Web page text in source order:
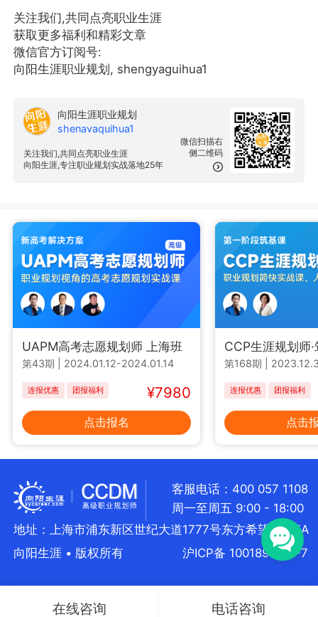
关注我们,共同点亮职业生涯
获取更多福利和精彩文章
微信官方订阅号:
向阳生涯职业规划, shengyaguihua1
微信扫描右
侧二维码
向阳生涯职业规划
shenavaquihua1
关注我们,共同点亮职业生涯
向阳生涯,专注职业规划实战落地25年
UAPM高考志愿规划师 上海班
第43期 2024.01.12-2024.01.14
连报优惠 团报福利 ¥7980
点击报名
CCP生涯规划师
第168期
连报优惠 团报福利
点击
客服电话：400 057 1108
周一至周五 9:00 - 18:00
地址：上海市浦东新区世纪大道1777号东方希望大厦5A
向阳生涯 • 版权所有
沪ICP备 10018957号-7
在线咨询 电话咨询